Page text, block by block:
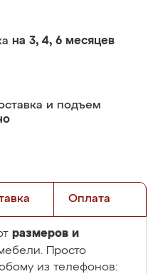
на 3, 4, 6 месяцев
и подъем
Оплата
размеров и
Просто
из телефонов: